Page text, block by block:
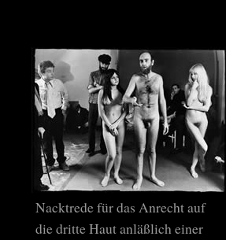
Nacktrede für das Anrecht auf
die dritte Haut anläßlich einer